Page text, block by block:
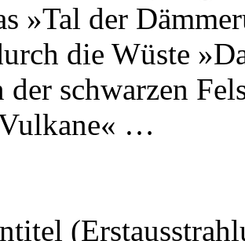
»Tal der
die Wüste
der schwarzen
…